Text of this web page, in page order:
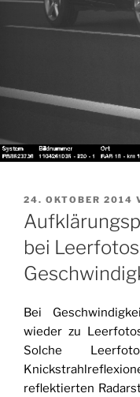
VERÖFFENTLICHT
AM
24. OKTOBER 2014
bei
Bei
wieder zu
Solche
reflektierten